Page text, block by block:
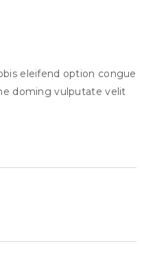
eleifend option congue
doming vulputate velit